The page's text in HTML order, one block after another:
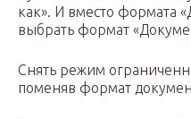
как». И вместо формата
выбрать формат
Снять режим
поменяв формат